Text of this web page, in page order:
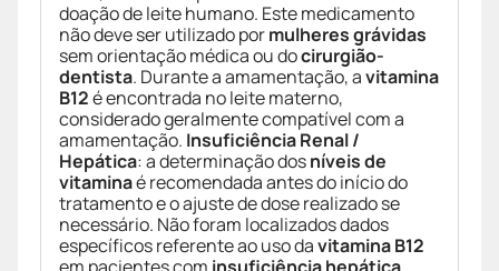
doação de leite humano. Este medicamento
não deve ser utilizado pormulheres grávidas
sem orientação médica ou docirurgião-
dentista. Durante a amamentação, avitamina
B12é encontrada no leite materno,
considerado geralmente compatível com a
amamentação. Insuficiência Renal /
Hepática: a determinação dosníveis de
vitaminaé recomendada antes do início do
tratamento e o ajuste de dose realizado se
necessário. Não foram localizados dados
específicos referente ao uso davitamina B12